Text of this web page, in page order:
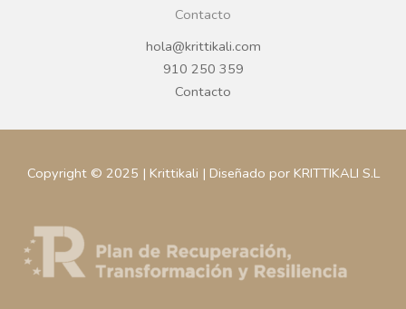
Contacto
hola@krittikali.com
910 250 359
Contacto
Copyright © 2025 | Krittikali | Diseñado por KRITTIKALI S.L